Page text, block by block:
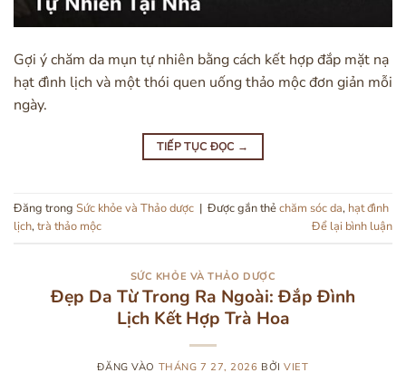
Gợi ý chăm da mụn tự nhiên bằng cách kết hợp đắp mặt nạ
hạt đình lịch và một thói quen uống thảo mộc đơn giản mỗi
ngày.
TIẾP TỤC ĐỌC →
Đăng trong Sức khỏe và Thảo dược | Được gắn thẻchăm sóc da, hạt đình
lịch, trà thảo mộc Để lại bình luận
SỨC KHỎE VÀ THẢO DƯỢC
Đẹp Da Từ Trong Ra Ngoài: Đắp Đình
Lịch Kết Hợp Trà Hoa
ĐĂNG VÀO THÁNG 7 27, 2026 BỞIVIET